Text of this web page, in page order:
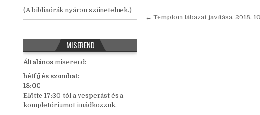
Bejegyzés
← Templom lábazat javítása, 2018.
(A bibliaórák nyáron szünetelnek.)
MISEREND
Általánosmiserend:
hétfő és szombat:
18:00
Előtte 17:30-tól a vesperást és a
kompletóriumot imádkozzuk.